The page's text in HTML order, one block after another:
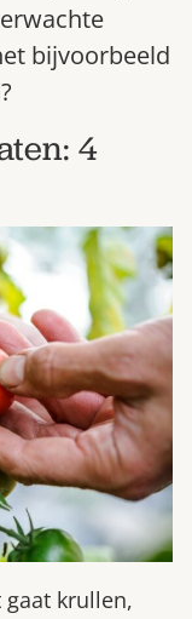
2026
bijvoorbeeld
4
krullen,